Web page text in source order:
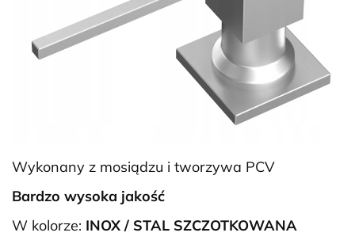
Wykonany z mosiądzu i tworzywa PCV
Bardzo wysoka jakość
W kolorze: INOX / STAL SZCZOTKOWANA